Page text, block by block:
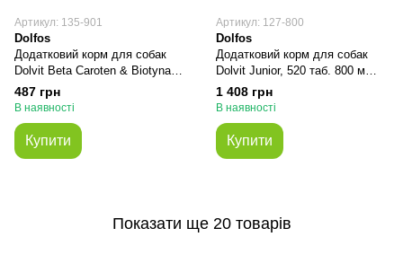
Артикул: 135-901
Dolfos
Додатковий корм для собак
Dolvit Beta Caroten & Biotyna
Forte Mini 90 таблеток Dolfos
487 грн
В наявності
Купити
Артикул: 127-800
Dolfos
Додатковий корм для собак
Dolvit Junior, 520 таб. 800 м
(вітаміни)
1 408 грн
В наявності
Купити
Показати ще 20 товарів